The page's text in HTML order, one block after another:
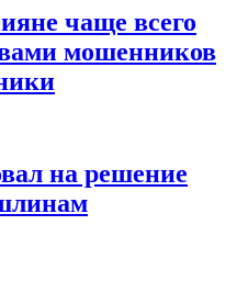
чаще всего
мошенников
на решение